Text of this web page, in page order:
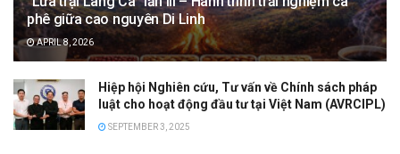
phê giữa cao nguyên Di Linh
APRIL 8, 2026
Hiệp hội Nghiên cứu, Tư vấn về Chính sách pháp
luật cho hoạt động đầu tư tại Việt Nam (AVRCIPL)
SEPTEMBER 3, 2025